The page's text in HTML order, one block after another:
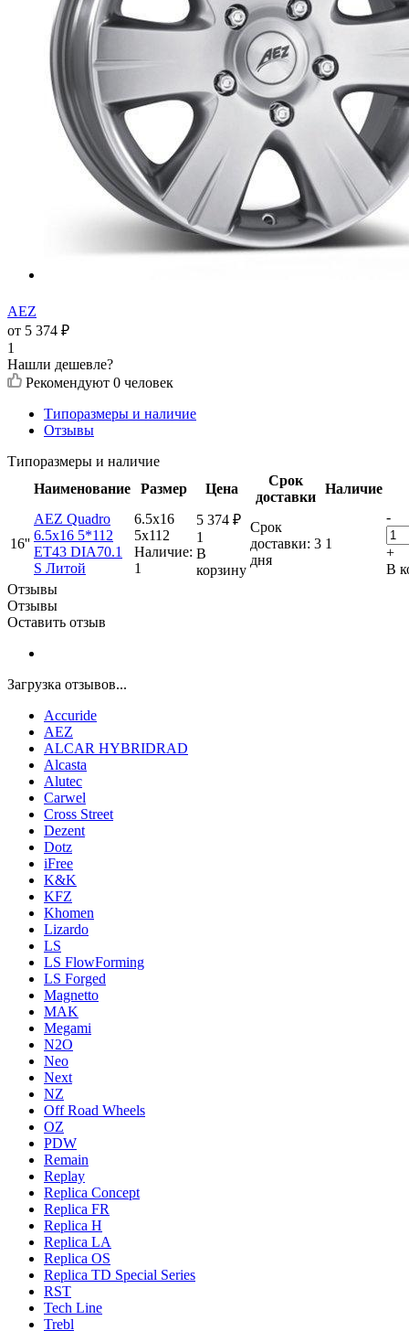
AEZ
от 5 374 ₽
1
Нашли дешевле?
Рекомендуют 0 человек
Типоразмеры и наличие
Отзывы
Типоразмеры и наличие
Наименование
Размер Цена
Срок
доставки
Наличие
16''
AEZ Quadro
6.5x16 5*112
ET43 DIA70.1
S Литой
6.5x16
5x112
Наличие:
1
5 374 ₽
1
В
корзину
Срок
доставки: 3
дня
1
-
+
В
Отзывы
Отзывы
Оставить отзыв
Загрузка отзывов...
Accuride
AEZ
ALCAR HYBRIDRAD
Alcasta
Alutec
Carwel
Cross Street
Dezent
Dotz
iFree
K&K
KFZ
Khomen
Lizardo
LS
LS FlowForming
LS Forged
Magnetto
MAK
Megami
N2O
Neo
Next
NZ
Off Road Wheels
OZ
PDW
Remain
Replay
Replica Concept
Replica FR
Replica H
Replica LA
Replica OS
Replica TD Special Series
RST
Tech Line
Trebl